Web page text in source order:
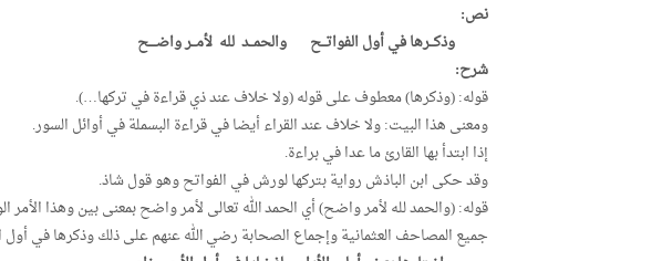
نص:
وذكــرها في أول الفواتــح والحمــد لله لأمــر واضـــح
شرح:
قوله: (وذكرها) معطوف على قوله (ولا خلاف عند ذي قراءة في تركها…).
ومعنى هذا البيت: ولا خلاف عند القراء أيضا في قراءة البسملة في أوائل السور.
إذا ابتدأ بها القارئ ما عدا في براءة.
وقد حكى ابن الباذش رواية بتركها لورش في الفواتح وهو قول شاذ.
قوله: (والحمد لله لأمر واضح) أي الحمد الله تعالى لأمر واضح بمعنى بين وهذا
جميع المصاحف العثمانية وإجماع الصحابة رضي الله عنهم على ذلك وذكرها في أول